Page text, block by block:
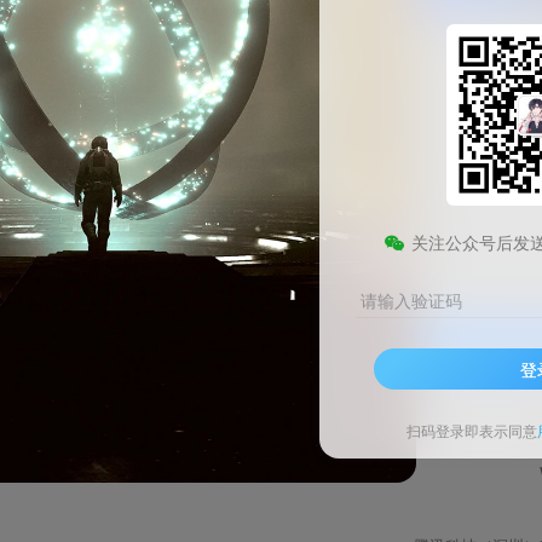
信输入法Windows官方版
内容为免费资源，请登录后查看
0
技术支持 安装调试
关注公众号后发
请输入验证码
登
扫码登录即表示同意